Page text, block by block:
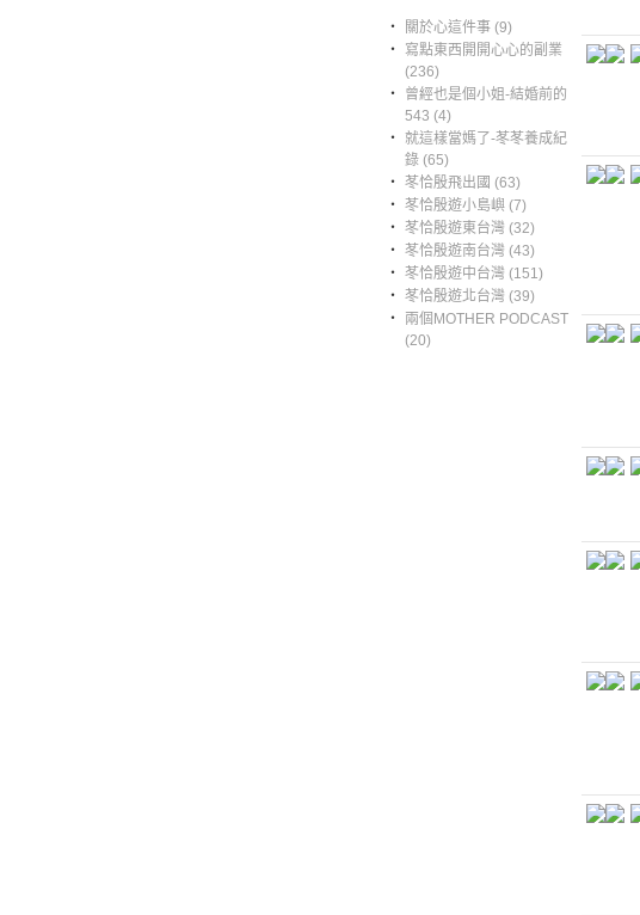
‧
關於心這件事 (9)
‧
寫點東西開開心心的副業
(236)
‧
曾經也是個小姐-結婚前的
543 (4)
‧ 就這樣當媽了-苳苳養成紀
錄 (65)
‧ 苳恰殷飛出國 (63)
‧ 苳恰殷遊小島嶼 (7)
‧ 苳恰殷遊東台灣 (32)
‧ 苳恰殷遊南台灣 (43)
‧ 苳恰殷遊中台灣 (151)
‧ 苳恰殷遊北台灣 (39)
‧
兩個MOTHER PODCAST
(20)